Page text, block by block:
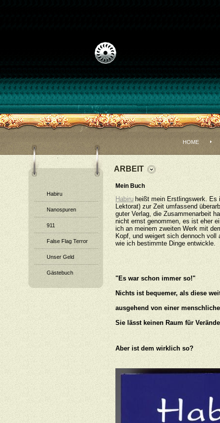
HOME
Habiru
Nanospuren
911
False Flag Terror
Unser Geld
Gästebuch
ARBEIT
Mein Buch
Habiru heißt mein Erstlingswerk. Es
Lektorat) zur Zeit umfassend
guter Verlag, die Zusammenarbeit
nicht ernst genommen, es ist eher
ich an meinem zweiten Werk mit
Kopf, und weigert sich dennoch
wie ich bestimmte Dinge entwickle.
"Es war schon immer so!"
Nichts ist bequemer, als diese
ausgehend von einer
Sie lässt keinen Raum für
Aber ist dem wirklich so?